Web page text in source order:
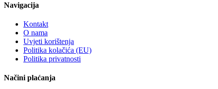
Navigacija
Kontakt
O nama
Uvjeti korištenja
Politika kolačića (EU)
Politika privatnosti
Načini plaćanja